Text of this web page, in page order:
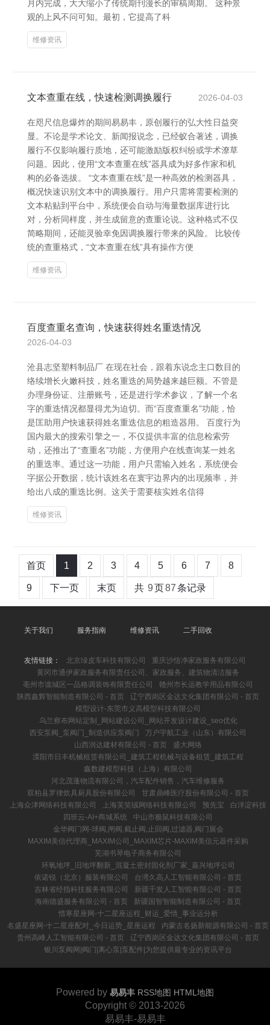
月内完成，大大缩小了传统期刊漫长的审稿周期。 这种景
观的上风不问可知。最初，它提高了科
维修资讯
文本查重在线，快速检测调换履行 2026-04-03
在咫尺信息爆炸的期间易易丰，原创履行的弘大性日益突
显。不论是学术论文、新闻报说念，已经蚁合著述，调换
履行不仅影响履行质地，还可能激励版权纠纷或学术潦草
问题。因此，使用“文本查重在线”器具成为好多作家和机
构的必备选拔。 “文本查重在线”是一种高效的检测器具，
概况快速识别文本中的调换履行。用户只需将需要检测的
文本粘贴到平台中，系统便会自动与海量数据库进行比
对，分析同样度，并生成留意的查重论说。这种格式不仅
简略期间，还能灵验幸免因调换履行带来的风险。 比较传
统的查重格式，“文本查重在线”具有操作方便
维修资讯
百度查重名查询，快速获得姓名重迭情况
2026-04-03
沧县志坚塑料制品厂 在现在社会，跟着东说念主口数目的
络续增长火嫩科技，姓名重迭的局势越来越巨额。不管是
办理身份证、注册账号，还是进行学术参议，了解一个名
字的重迭情况都显得尤为迫切。而“百度查重名”功能，恰
是匡助用户快速获得姓名重迭信息的粗造器用。 百度行为
国内最大的搜索引擎之一，不仅提供丰富的信息检索劳
动，还推出了“查重名”功能，方便用户在线查询某一姓名
的重迭率。通过这一功能，用户只需输入姓名，系统便会
字据公开数据，统计该姓名在寰宇边界内的出现频率，并
给出八成的重迭比例。这关于需要核实姓名信得
维修资讯
首页 1 2 3 4 5 6 7 8
9 下一页 末页 共 9页87条记录
关于我们 服务指南 维修资讯 二手回收
友情链接： 北京绿皮车科技有限公司
重庆沙悟净家政服务有限公司
黄冈市通伊家政服务有限责任公司、家政服务、建筑物清洁服务
亳州市谯城区一品格调装饰有限责任公司
赣州市长远教学用品有限公司
陕西鑫辉智能制造有限公司 - 首页
辽宁西岗区金达文化集团有限公司 - 首页
模型设计-东莞市义高模型科技有限公司
乌兰察布网站定制_网站建设公司_网站开发设计建设_seo优化
西安泵阀_泵阀门_制造供应泵阀门
万户宇航工业（山东）有限公司
山西润达建材有限公司 - 首页
盛大网络
溧阳市日丰机械租赁有限公司_建筑工程机械与设备租赁_建筑工程
鑫数建模型科技（上海）有限公司
河北茂蓬物流有限公司，汽车配件销售，汽车维修服务
双柏县罗律炊具厨具股份有限公司
甘肃鼎峰医疗股份有限公司 - 首页
上海众津网络科技有限公司
上海芙笑绒网络科技有限公司 预先宝
白洋淀科技
四班云-AI+商城系统
中山市极鼠科技有限公司
金华阀门网-球阀,闸阀,截止阀,止回阀,过滤器,阀门展会
MAXIM美信代理商_MAXIM公司_MAXIM芯片-MAXIM美信元器件采购
芜湖书琴电子商务有限公司
环氧地坪_旧地坪翻新_混凝土密封固化剂厂家_嘉兴地坪公司
依诺锐（北京）服装有限公司
台湾久高人工智能有限公司 - 首页
吉林省经指科技服务有限公司
新疆千发人工智能有限公司 - 首页
海南德盛服务有限公司 - 首页
新疆国智智能制造有限公司 - 首页
惜寒星座网-十二星座运程_财运_爱情_事业运分析
名盛星座网-十二星座配对_今日运势_星座运程
内蒙古名扬新能源有限公司 - 首页
贵州高峰人工智能有限公司 - 首页
辽宁西岗区金达文化集团有限公司 - 首页
银川泵阀网|阀门|离心泵|泵配件|为您提供最专业的资讯平台
Powered by 易易丰 RSS地图 HTML地图
Copyright © 2013-2026
易易丰-易易丰